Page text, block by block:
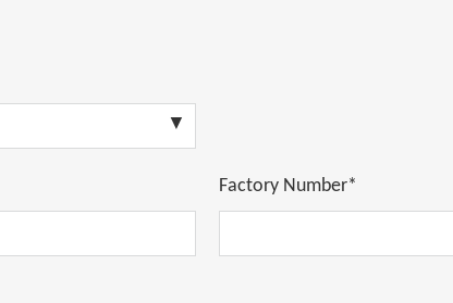
Factory Number*